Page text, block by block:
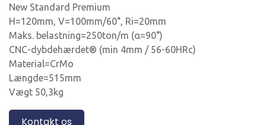
New Standard Premium
H=120mm, V=100mm/60°, Ri=20mm
Maks. belastning=250ton/m (α=90°)
CNC-dybdehærdet® (min 4mm / 56-60HRc)
Material=CrMo
Længde=515mm
Vægt 50,3kg
Kontakt os